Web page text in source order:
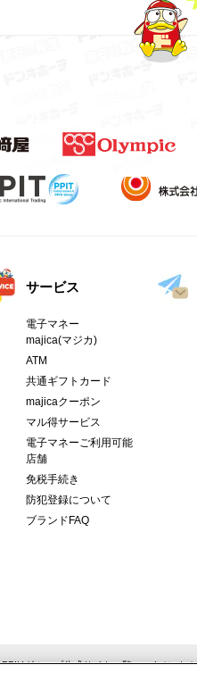
サービス
電子マネー
majica(マジカ)
ATM
共通ギフトカード
majicaクーポン
マル得サービス
電子マネーご利用可能
店舗
免税手続き
防犯登録について
ブランドFAQ
PPIHグループ公式サイト一覧 イベント